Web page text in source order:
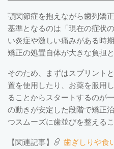
顎関節症を抱えながら歯列矯
基準となるのは「現在の症状
い炎症や激しい痛みがある時
矯正の処置自体が大きな負担
そのため、まずはスプリント
置を使用したり、お薬を服用
ることからスタートするのが
の動きが安定した段階で矯正
つスムーズに歯並びを整える
【関連記事】
歯ぎしりや食